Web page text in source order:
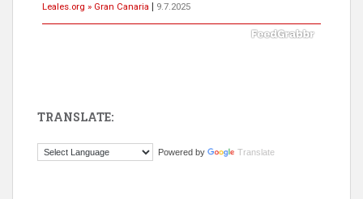
Leales.org » Gran Canaria
9.7.2025
Este gato macho ha aparecido en la calle hace menos de un mes,
TRANSLATE:
Powered by Translate